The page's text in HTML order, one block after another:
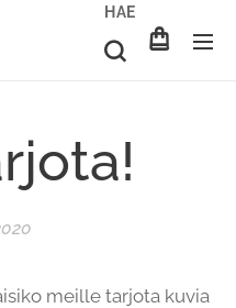
HAE
meille tarjota kuvia